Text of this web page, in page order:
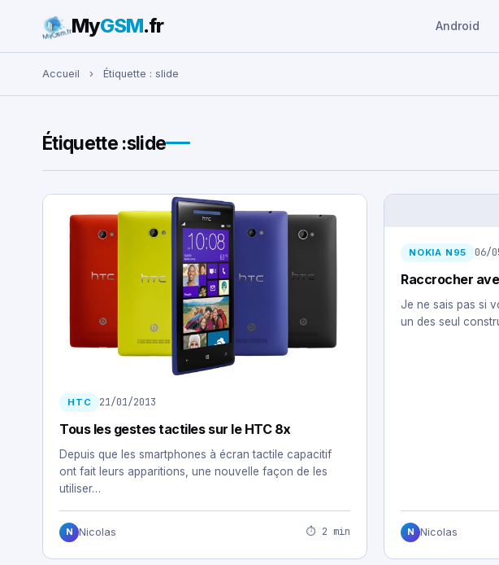
Rechercher :
MyGSM.fr Android
Accueil › Étiquette : slide
Étiquette :slide
HTC 21/01/2013
Tous les gestes tactiles sur le HTC 8x
Depuis que les smartphones à écran tactile capacitif
ont fait leurs apparitions, une nouvelle façon de les
utiliser…
N Nicolas ⏱ 2 min
NOKIA N95 06/
Raccrocher
Je ne sais pas si
un des seul
N Nicolas